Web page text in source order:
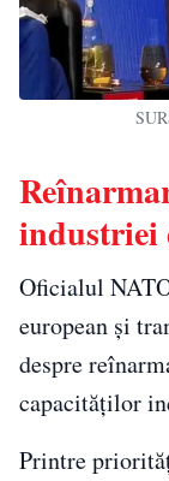
industriei
Oficialul
european și
despre
capacităților
Printre